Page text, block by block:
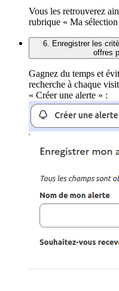
Vous les retrouverez
rubrique « Ma
6. Enregistrer les
offres
Gagnez du temps et
recherche à chaque
« Créer une alerte » :